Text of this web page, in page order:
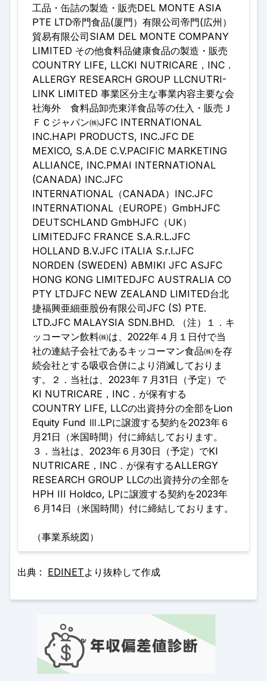
工品・缶詰の製造・販売DEL MONTE ASIA
PTE LTD帝門食品(厦門）有限公司帝門(広州）
貿易有限公司SIAM DEL MONTE COMPANY
LIMITED その他食料品健康食品の製造・販売
COUNTRY LIFE, LLCKI NUTRICARE，INC．
ALLERGY RESEARCH GROUP LLCNUTRI-
LINK LIMITED 事業区分主な事業内容主要な会
社海外 食料品卸売東洋食品等の仕入・販売Ｊ
ＦＣジャパン㈱JFC INTERNATIONAL
INC.HAPI PRODUCTS, INC.JFC DE
MEXICO, S.A.DE C.V.PACIFIC MARKETING
ALLIANCE, INC.PMAI INTERNATIONAL
(CANADA) INC.JFC
INTERNATIONAL（CANADA）INC.JFC
INTERNATIONAL（EUROPE）GmbHJFC
DEUTSCHLAND GmbHJFC（UK）
LIMITEDJFC FRANCE S.A.R.L.JFC
HOLLAND B.V.JFC ITALIA S.r.l.JFC
NORDEN (SWEDEN) ABMIKI JFC ASJFC
HONG KONG LIMITEDJFC AUSTRALIA CO
PTY LTDJFC NEW ZEALAND LIMITED台北
捷福興亜細亜股份有限公司JFC (S) PTE.
LTD.JFC MALAYSIA SDN.BHD. （注）１．キ
ッコーマン飲料㈱は、2022年４月１日付で当
社の連結子会社であるキッコーマン食品㈱を存
続会社とする吸収合併により消滅しておりま
す。２．当社は、2023年７月31日（予定）で
KI NUTRICARE，INC．が保有する
COUNTRY LIFE, LLCの出資持分の全部をLion
Equity Fund Ⅲ.LPに譲渡する契約を2023年６
月21日（米国時間）付に締結しております。
３．当社は、2023年６月30日（予定）でKI
NUTRICARE，INC．が保有するALLERGY
RESEARCH GROUP LLCの出資持分の全部を
HPH III Holdco, LPに譲渡する契約を2023年
６月14日（米国時間）付に締結しております。
（事業系統図）
出典 : EDINETより抜粋して作成